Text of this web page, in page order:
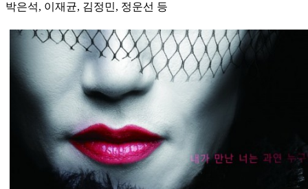
박은석, 이재균, 김정민, 정운선 등